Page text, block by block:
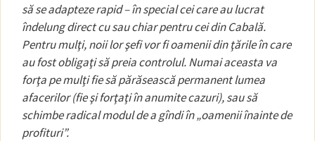
să se adapteze rapid – în special cei care au lucrat
îndelung direct cu sau chiar pentru cei din Cabală.
Pentru mulţi, noii lor şefi vor fi oamenii din ţările în care
au fost obligaţi să preia controlul. Numai aceasta va
forţa pe mulţi fie să părăsească permanent lumea
afacerilor (fie şi forţaţi în anumite cazuri), sau să
schimbe radical modul de a gîndi în „oamenii înainte de
profituri”.